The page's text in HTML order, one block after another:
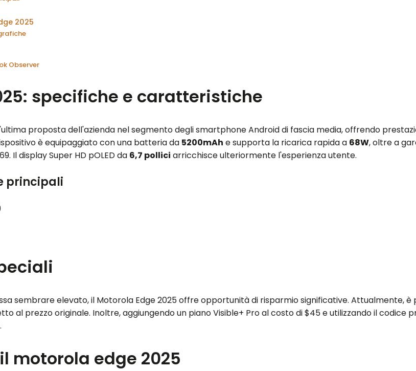
2025
Observer
specifiche e caratteristiche
proposta dell'azienda nel segmento degli smartphone Android di fascia media, offrendo
è equipaggiato con una batteria da 5200mAh e supporta la ricarica rapida a 68W, oltre a
Il display Super HD pOLED da 6,7 pollici arricchisce ulteriormente l'esperienza utente.
principali
sembrare elevato, il Motorola Edge 2025 offre opportunità di risparmio significative. Attualmente, è
al prezzo originale. Inoltre, aggiungendo un piano Visible+ Pro al costo di $45 e utilizzando il codice
.
motorola edge 2025